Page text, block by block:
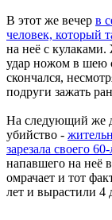
В этот же вечер в
человек, который
на неё с
удар ножом в шею
скончался,
подруги зажать
На следующий же
убийство -
зарезала своего
напавшего на неё
омрачает и тот
лет и вырастили 4